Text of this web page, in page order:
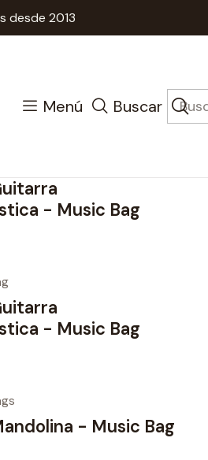
Menú Buscar
desde 2013
Cuerdas
- Music Bag
- Music Bag
- Music Bag